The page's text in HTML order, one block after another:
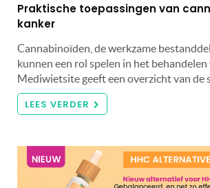
Praktische toepassingen van
kanker
Cannabinoïden, de werkzame
kunnen een rol spelen in het behandelen
Mediwietsite geeft een overzicht van de
LEES VERDER